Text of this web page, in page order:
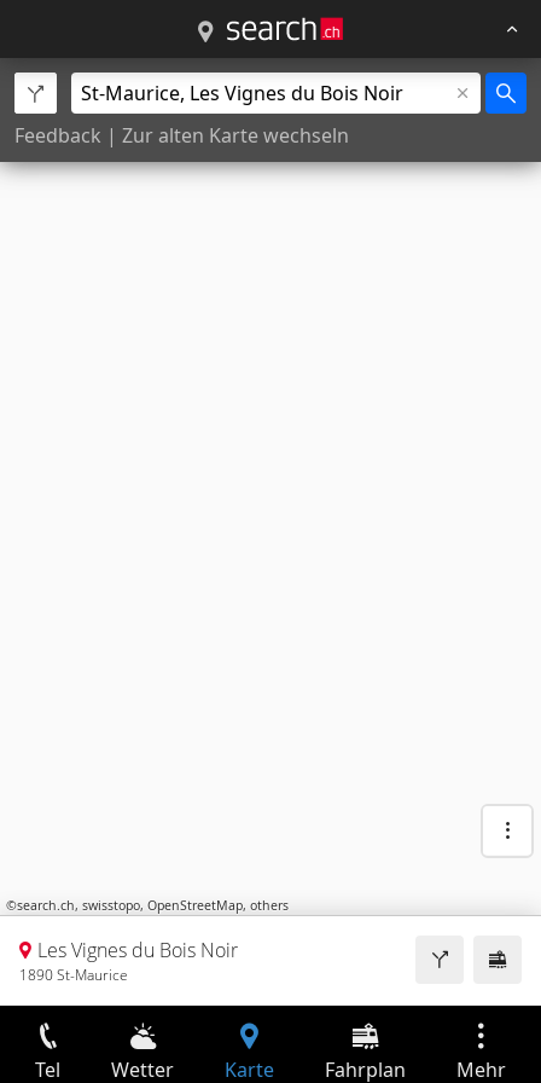
Feedback | Zur alten Karte wechseln
©search.ch, swisstopo, OpenStreetMap, others
Les Vignes du Bois Noir
1890 St-Maurice
Tel Wetter Karte Fahrplan Mehr